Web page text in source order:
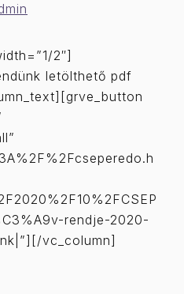
2″]
letölthető pdf
rendje-2020-
vc_column]